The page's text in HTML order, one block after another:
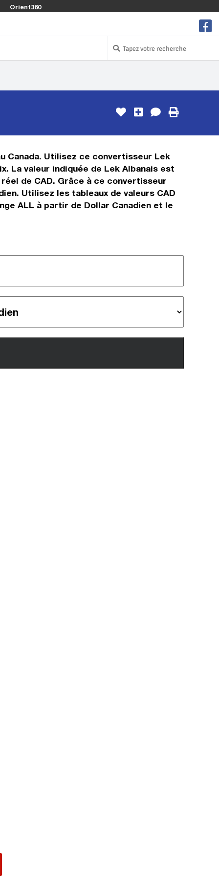
Orient360
Canada. Utilisez ce convertisseur Lek
La valeur indiquée de Lek Albanais est
de CAD. Grâce à ce convertisseur
Utilisez les tableaux de valeurs CAD
ALL à partir de Dollar Canadien et le